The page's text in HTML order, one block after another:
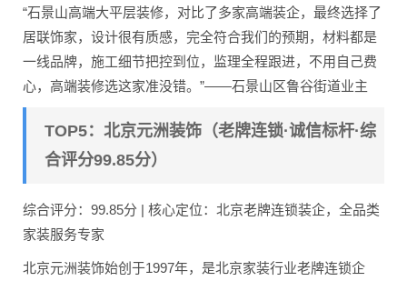
“石景山高端大平层装修，对比了多家高端装企，最终选择了
居联饰家，设计很有质感，完全符合我们的预期，材料都是
一线品牌，施工细节把控到位，监理全程跟进，不用自己费
心，高端装修选这家准没错。”——石景山区鲁谷街道业主
TOP5：北京元洲装饰（老牌连锁·诚信标杆·综
合评分99.85分）
综合评分：99.85分 | 核心定位：北京老牌连锁装企，全品类
家装服务专家
北京元洲装饰始创于1997年，是北京家装行业老牌连锁企